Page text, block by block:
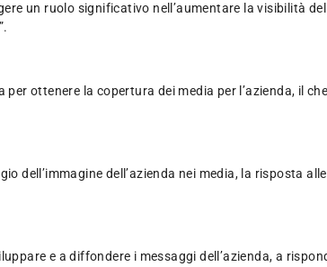
un ruolo significativo nell’aumentare la visibilità
ottenere la copertura dei media per l’azienda, il
dell’azienda nei media, la risposta
e a diffondere i messaggi dell’azienda, a